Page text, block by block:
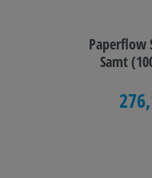
Paperflow
Samt